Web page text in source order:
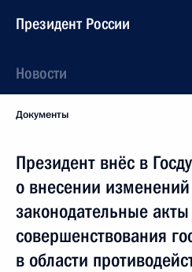
Президент России
Новости
Документы
Президент внёс в
о внесении
законодательные
совершенствования
в области